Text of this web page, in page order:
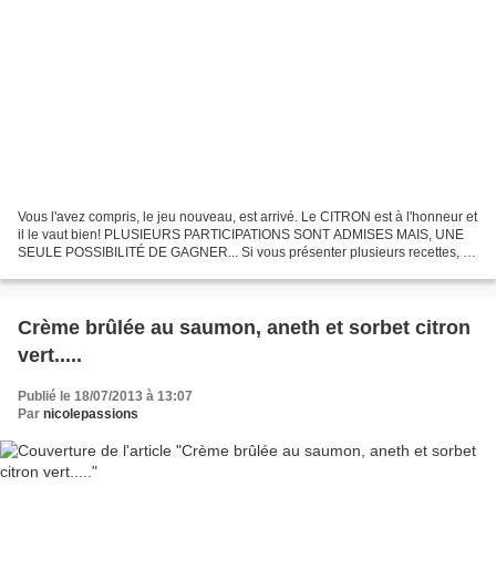
Vous l'avez compris, le jeu nouveau, est arrivé. Le CITRON est à l'honneur et
il le vaut bien! PLUSIEURS PARTICIPATIONS SONT ADMISES MAIS, UNE
SEULE POSSIBILITÉ DE GAGNER... Si vous présenter plusieurs recettes, il
Crème brûlée au saumon, aneth et sorbet citron
vert.....
Publié le 18/07/2013 à 13:07
Par nicolepassions